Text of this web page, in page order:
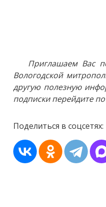
Приглашаем Вас
Вологодской
другую полезную
подписки перейдите по
Поделиться в соцсетях: